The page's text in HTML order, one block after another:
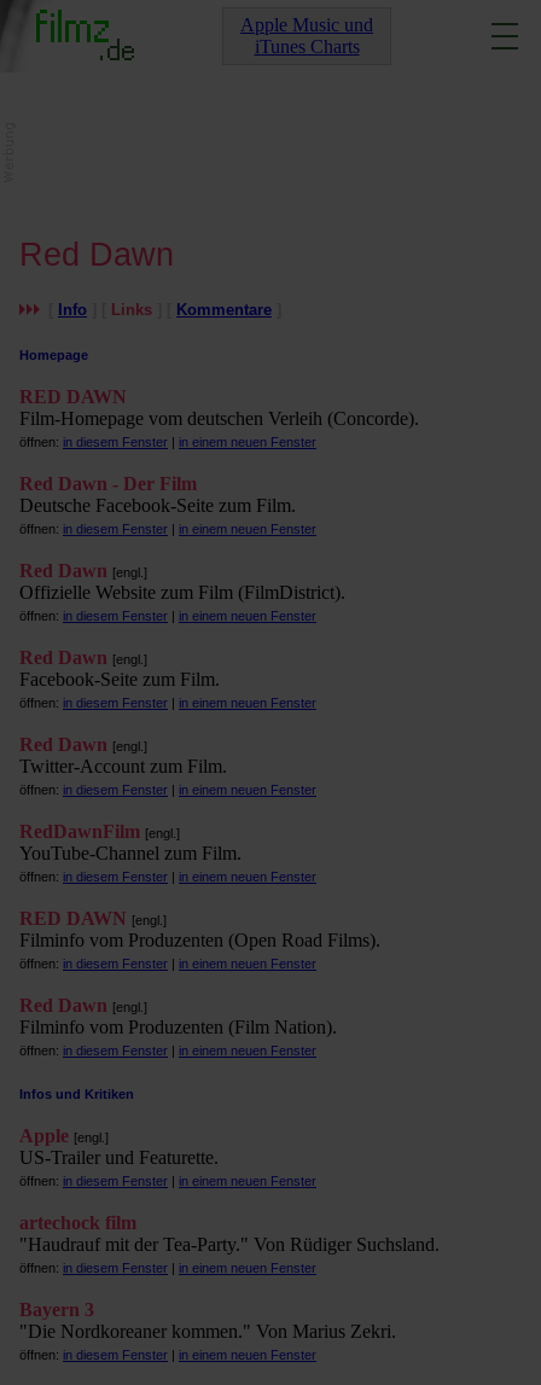
Apple Music und
iTunes Charts
Red Dawn
Info Links Kommentare
Homepage
RED DAWN
Film-Homepage vom deutschen Verleih (Concorde).
öffnen: in diesem Fenster | in einem neuen Fenster
Red Dawn - Der Film
Deutsche Facebook-Seite zum Film.
öffnen: in diesem Fenster | in einem neuen Fenster
Red Dawn [engl.]
Offizielle Website zum Film (FilmDistrict).
öffnen: in diesem Fenster | in einem neuen Fenster
Red Dawn [engl.]
Facebook-Seite zum Film.
öffnen: in diesem Fenster | in einem neuen Fenster
Red Dawn [engl.]
Twitter-Account zum Film.
öffnen: in diesem Fenster | in einem neuen Fenster
RedDawnFilm [engl.]
YouTube-Channel zum Film.
öffnen: in diesem Fenster | in einem neuen Fenster
RED DAWN [engl.]
Filminfo vom Produzenten (Open Road Films).
öffnen: in diesem Fenster | in einem neuen Fenster
Red Dawn [engl.]
Filminfo vom Produzenten (Film Nation).
öffnen: in diesem Fenster | in einem neuen Fenster
Infos und Kritiken
Apple [engl.]
US-Trailer und Featurette.
öffnen: in diesem Fenster | in einem neuen Fenster
artechock film
"Haudrauf mit der Tea-Party." Von Rüdiger Suchsland.
öffnen: in diesem Fenster | in einem neuen Fenster
Bayern 3
"Die Nordkoreaner kommen." Von Marius Zekri.
öffnen: in diesem Fenster | in einem neuen Fenster